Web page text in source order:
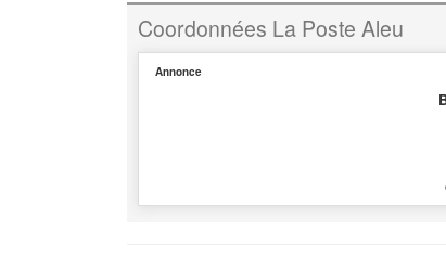
Coordonnées La Poste Aleu
Annonce